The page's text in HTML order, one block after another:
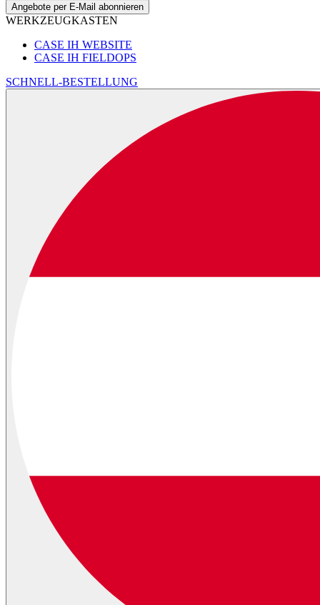
Angebote per E-Mail abonnieren
WERKZEUGKASTEN
CASE IH WEBSITE
CASE IH FIELDOPS
SCHNELL-BESTELLUNG